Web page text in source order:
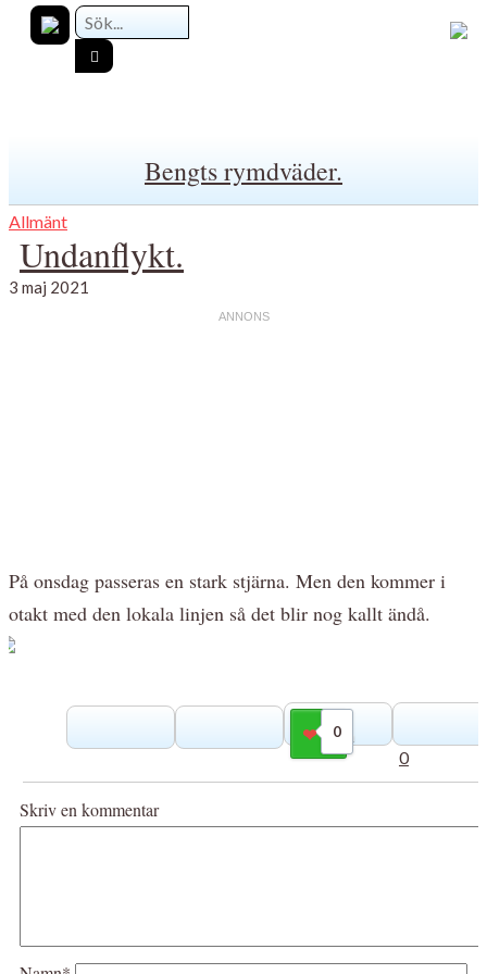
Bengts rymdväder.
Allmänt
Undanflykt.
3 maj 2021
På onsdag passeras en stark stjärna. Men den kommer i
otakt med den lokala linjen så det blir nog kallt ändå.
0
Gilla
0
Skriv en kommentar